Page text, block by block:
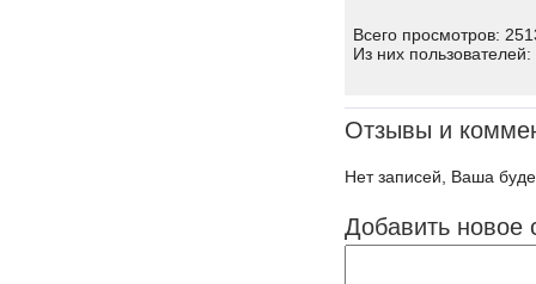
Всего просмотров:
Из них пользователей:
Отзывы и
Нет записей, Ваша
Добавить новое